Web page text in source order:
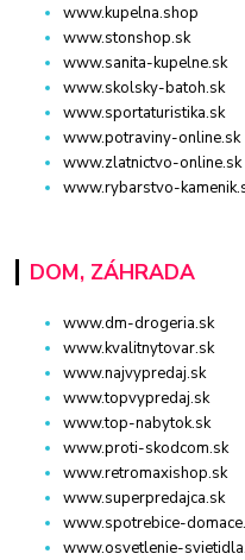
www.kupelna.shop
www.stonshop.sk
www.sanita-kupelne.sk
www.skolsky-batoh.sk
www.sportaturistika.sk
www.potraviny-online.sk
www.zlatnictvo-online.sk
www.rybarstvo-
DOM, ZÁHRADA
www.dm-drogeria.sk
www.kvalitnytovar.sk
www.najvypredaj.sk
www.topvypredaj.sk
www.top-nabytok.sk
www.proti-skodcom.sk
www.retromaxishop.sk
www.superpredajca.sk
www.spotrebice-
www.osvetlenie-